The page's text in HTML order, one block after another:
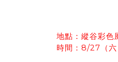
地點：縱谷彩色
時間：8/27（六